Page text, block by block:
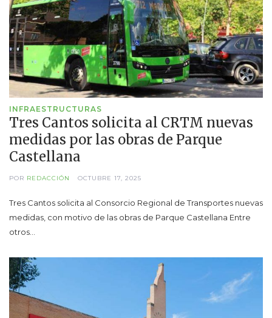
INFRAESTRUCTURAS
Tres Cantos solicita al CRTM nuevas
medidas por las obras de Parque
Castellana
POR REDACCIÓN OCTUBRE 17, 2025
Tres Cantos solicita al Consorcio Regional de Transportes nuevas
medidas, con motivo de las obras de Parque Castellana Entre
otros…